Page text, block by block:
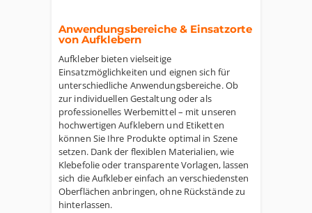
Anwendungsbereiche & Einsatzorte
von Aufklebern
Aufkleber bieten vielseitige
Einsatzmöglichkeiten und eignen sich für
unterschiedliche Anwendungsbereiche. Ob
zur individuellen Gestaltung oder als
professionelles Werbemittel – mit unseren
hochwertigen Aufklebern und Etiketten
können Sie Ihre Produkte optimal in Szene
setzen. Dank der flexiblen Materialien, wie
Klebefolie oder transparente Vorlagen, lassen
sich die Aufkleber einfach an verschiedensten
Oberflächen anbringen, ohne Rückstände zu
hinterlassen.